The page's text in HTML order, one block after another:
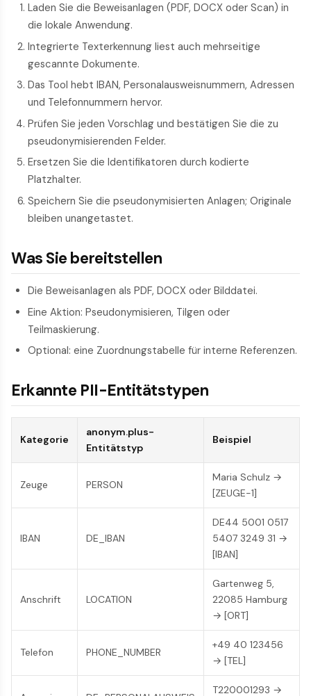
Laden Sie die Beweisanlagen (PDF, DOCX oder Scan) in
die lokale Anwendung.
Integrierte Texterkennung liest auch mehrseitige
gescannte Dokumente.
Das Tool hebt IBAN, Personalausweisnummern, Adressen
und Telefonnummern hervor.
Prüfen Sie jeden Vorschlag und bestätigen Sie die zu
pseudonymisierenden Felder.
Ersetzen Sie die Identifikatoren durch kodierte
Platzhalter.
Speichern Sie die pseudonymisierten Anlagen; Originale
bleiben unangetastet.
Was Sie bereitstellen
Die Beweisanlagen als PDF, DOCX oder Bilddatei.
Eine Aktion: Pseudonymisieren, Tilgen oder
Teilmaskierung.
Optional: eine Zuordnungstabelle für interne Referenzen.
Erkannte PII-Entitätstypen
Kategorie
anonym.plus-
Entitätstyp
Beispiel
Zeuge PERSON
Maria Schulz →
[ZEUGE-1]
IBAN DE_IBAN
DE44 5001 0517
5407 3249 31 →
[IBAN]
Anschrift LOCATION
Gartenweg 5,
22085 Hamburg
→ [ORT]
Telefon PHONE_NUMBER
+49 40 123456
→ [TEL]
T220001293 →